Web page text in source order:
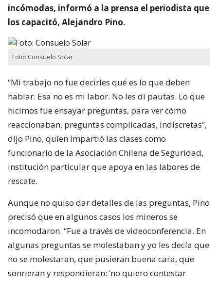
incómodas, informó a la prensa el periodista que
los capacitó, Alejandro Pino.
Foto: Consuelo Solar
“Mi trabajo no fue decirles qué es lo que deben
hablar. Esa no es mi labor. No les di pautas. Lo que
hicimos fue ensayar preguntas, para ver cómo
reaccionaban, preguntas complicadas, indiscretas”,
dijo Pino, quien impartió las clases como
funcionario de la Asociación Chilena de Seguridad,
institución particular que apoya en las labores de
rescate.
Aunque no quiso dar detalles de las preguntas, Pino
precisó que en algunos casos los mineros se
incomodaron. “Fue a través de videoconferencia. En
algunas preguntas se molestaban y yo les decía que
no se molestaran, que pusieran buena cara, que
sonrieran y respondieran: ‘no quiero contestar